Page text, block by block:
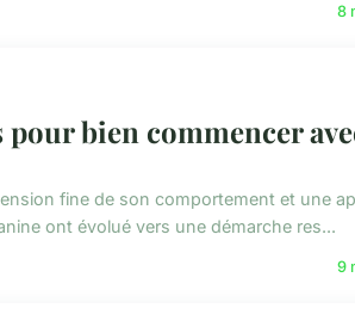
8
bien commencer
fine de son comportement et une
ont évolué vers une démarche res...
9